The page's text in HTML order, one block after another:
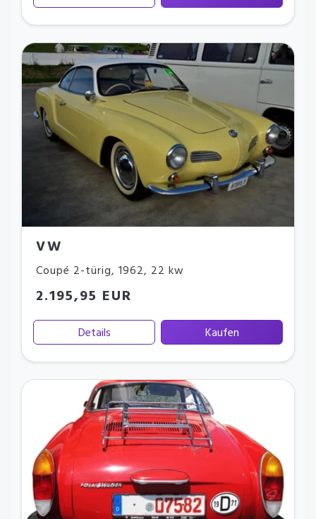
VW
Coupé 2-türig, 1962, 22 kw
2.195,95 EUR
Details Kaufen